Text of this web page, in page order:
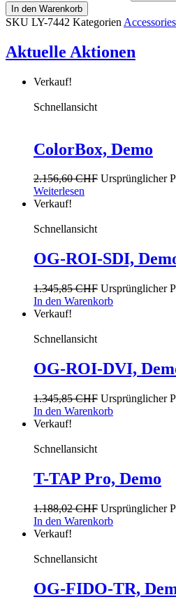
In den Warenkorb
SKU LY-7442 Kategorien Accessories
Aktuelle Aktionen
Verkauf!
Schnellansicht
ColorBox, Demo
2.156,60CHF Ursprünglicher
Weiterlesen
Verkauf!
Schnellansicht
OG-ROI-SDI,
1.345,85CHF Ursprünglicher
In den Warenkorb
Verkauf!
Schnellansicht
OG-ROI-DVI,
1.345,85CHF Ursprünglicher
In den Warenkorb
Verkauf!
Schnellansicht
T-TAP Pro, Demo
1.188,02CHF Ursprünglicher
In den Warenkorb
Verkauf!
Schnellansicht
OG-FIDO-TR,